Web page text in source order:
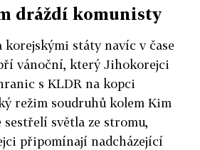
dráždí komunisty
korejskými státy navíc v čase
vánoční, který Jihokorejci
s KLDR na kopci
režim soudruhů kolem Kim
sestřelí světla ze stromu,
připomínají nadcházející